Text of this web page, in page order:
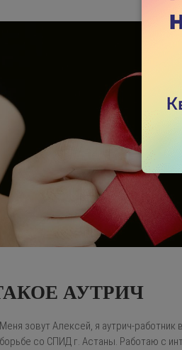
АУТРИЧ
Меня зовут Алексей, я аутрич-работник
борьбе со СПИД г. Астаны. Работаю с